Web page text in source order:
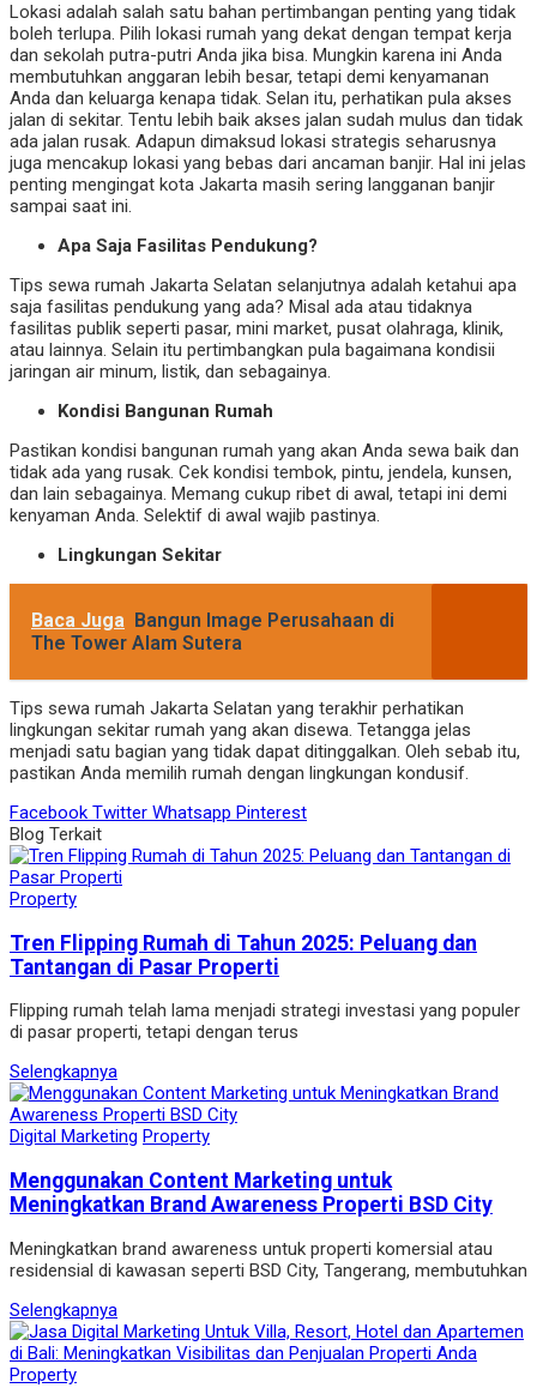
Lokasi adalah salah satu bahan pertimbangan penting yang tidak
boleh terlupa. Pilih lokasi rumah yang dekat dengan tempat kerja
dan sekolah putra-putri Anda jika bisa. Mungkin karena ini Anda
membutuhkan anggaran lebih besar, tetapi demi kenyamanan
Anda dan keluarga kenapa tidak. Selan itu, perhatikan pula akses
jalan di sekitar. Tentu lebih baik akses jalan sudah mulus dan tidak
ada jalan rusak. Adapun dimaksud lokasi strategis seharusnya
juga mencakup lokasi yang bebas dari ancaman banjir. Hal ini jelas
penting mengingat kota Jakarta masih sering langganan banjir
sampai saat ini.
Apa Saja Fasilitas Pendukung?
Tips sewa rumah Jakarta Selatan selanjutnya adalah ketahui apa
saja fasilitas pendukung yang ada? Misal ada atau tidaknya
fasilitas publik seperti pasar, mini market, pusat olahraga, klinik,
atau lainnya. Selain itu pertimbangkan pula bagaimana kondisii
jaringan air minum, listik, dan sebagainya.
Kondisi Bangunan Rumah
Pastikan kondisi bangunan rumah yang akan Anda sewa baik dan
tidak ada yang rusak. Cek kondisi tembok, pintu, jendela, kunsen,
dan lain sebagainya. Memang cukup ribet di awal, tetapi ini demi
kenyaman Anda. Selektif di awal wajib pastinya.
Lingkungan Sekitar
Baca Juga Bangun Image Perusahaan di
The Tower Alam Sutera
Tips sewa rumah Jakarta Selatan yang terakhir perhatikan
lingkungan sekitar rumah yang akan disewa. Tetangga jelas
menjadi satu bagian yang tidak dapat ditinggalkan. Oleh sebab itu,
pastikan Anda memilih rumah dengan lingkungan kondusif.
Facebook Twitter Whatsapp Pinterest
Blog Terkait
Property
Tren Flipping Rumah di Tahun 2025: Peluang dan
Tantangan di Pasar Properti
Flipping rumah telah lama menjadi strategi investasi yang populer
di pasar properti, tetapi dengan terus
Selengkapnya
Digital Marketing Property
Menggunakan Content Marketing untuk
Meningkatkan Brand Awareness Properti BSD City
Meningkatkan brand awareness untuk properti komersial atau
residensial di kawasan seperti BSD City, Tangerang, membutuhkan
Selengkapnya
Property